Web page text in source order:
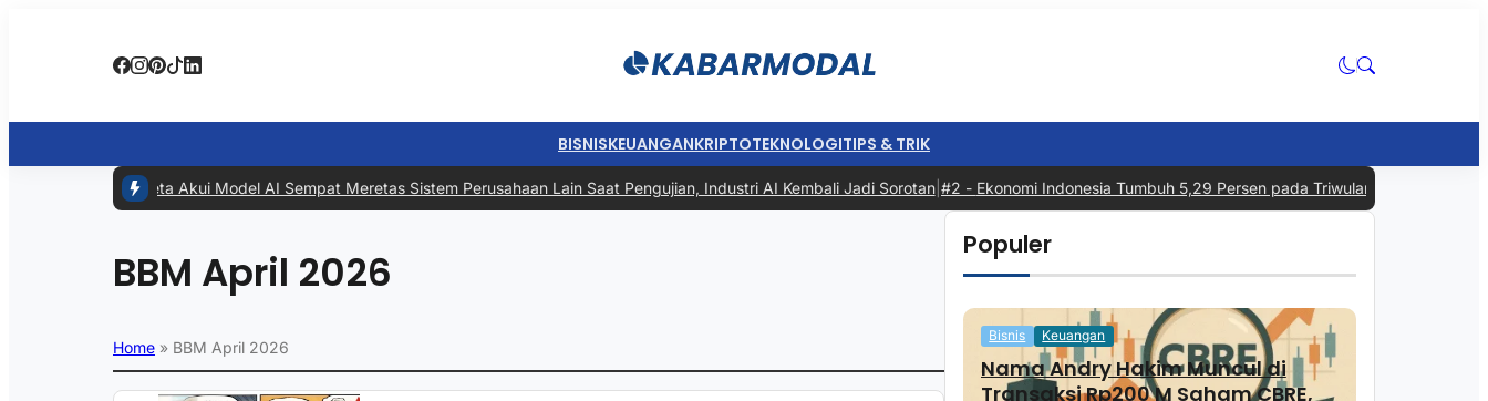
BISNISKEUANGANKRIPTOTEKNOLOGITIPS & TRIK
#1 -Meta Akui Model AI Sempat Meretas Sistem Perusahaan Lain Saat Pengujian, Industri AI Kembali Jadi Sorotan|#2 - Ekonomi Indonesia Tumbuh 5,29 Persen pada Triwulan II 2026,
BBM April 2026
Home » BBM April 2026
Populer
Bisnis Keuangan
Nama Andry Hakim Muncul di
Transaksi Rp200 M Saham CBRE,